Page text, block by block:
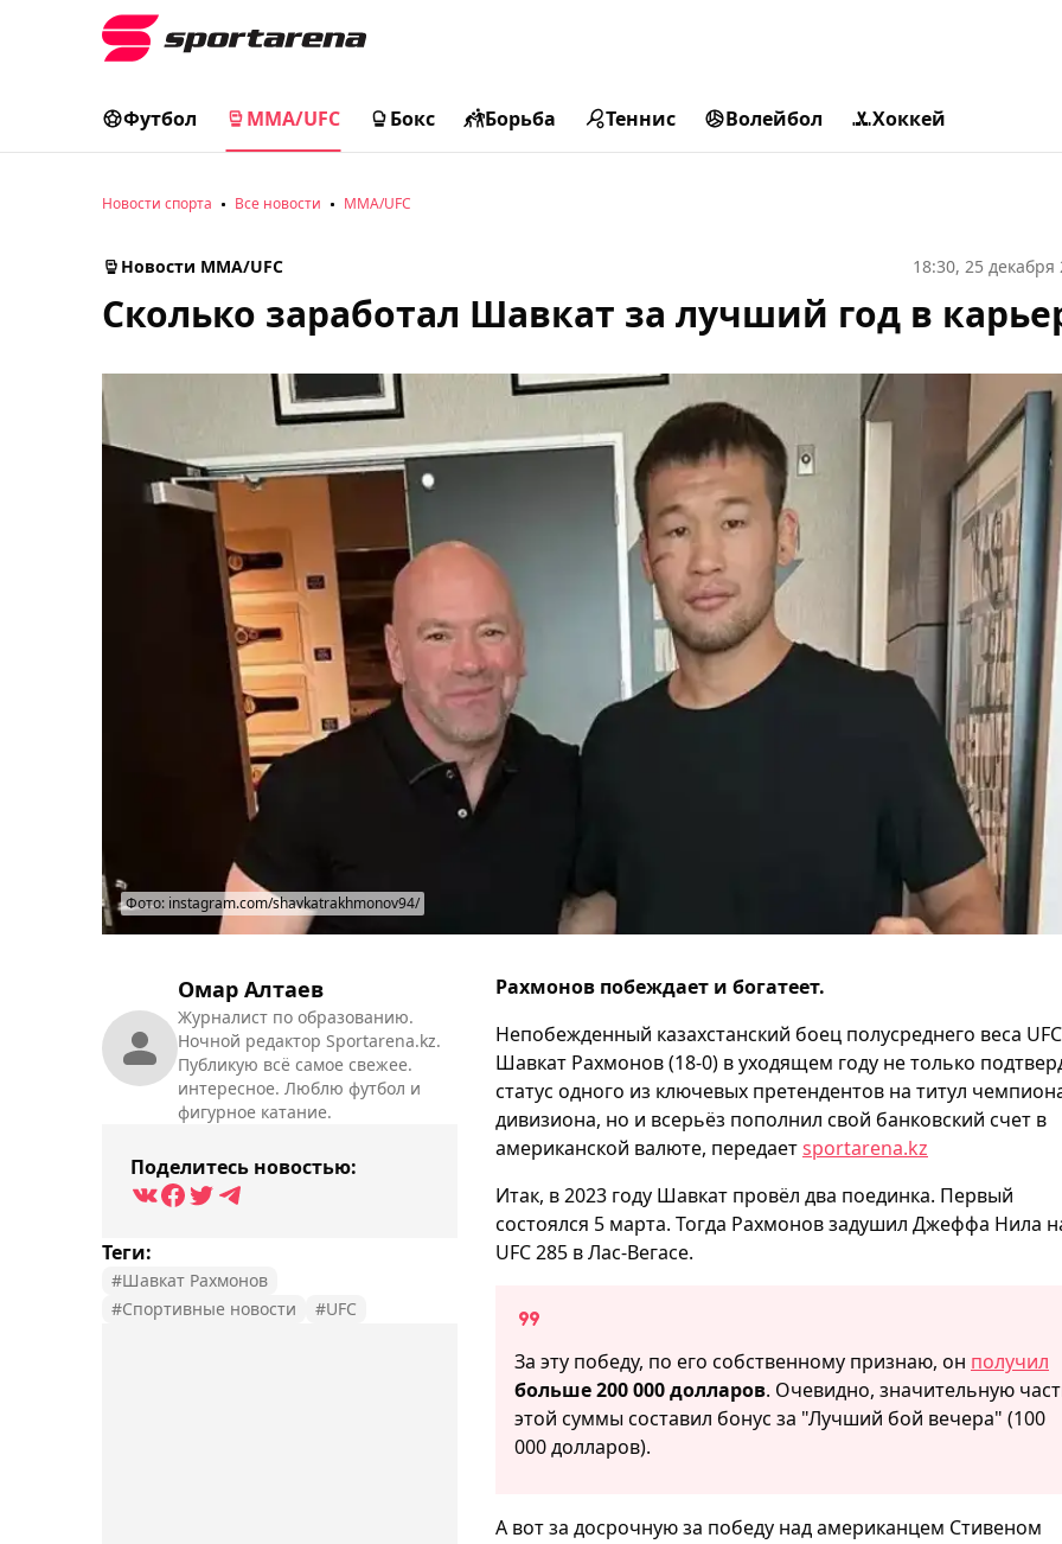
Футбол MMA/UFC Бокс Борьба Теннис Волейбол Хоккей
Новости спорта Все новости MMA/UFC
Новости MMA/UFC 18:30, 25 декабря
Сколько заработал Шавкат за лучший год в
Фото: instagram.com/shavkatrakhmonov94/
Омар Алтаев
Журналист по образованию.
Ночной редактор Sportarena.kz.
Публикую всё самое свежее.
интересное. Люблю футбол и
фигурное катание.
Поделитесь новостью:
Теги:
#Шавкат Рахмонов
#Спортивные новости
#UFC
Рахмонов побеждает и богатеет.
Непобежденный казахстанский боец полусреднего веса UFC
Шавкат Рахмонов (18-0) в уходящем году не только
статус одного из ключевых претендентов на титул
дивизиона, но и всерьёз пополнил свой банковский счет в
американской валюте, передаетsportarena.kz
Итак, в 2023 году Шавкат провёл два поединка. Первый
состоялся 5 марта. Тогда Рахмонов задушил Джеффа Нила
UFC 285 в Лас-Вегасе.
За эту победу, по его собственному признаю, он получил
больше 200 000 долларов. Очевидно, значительную
этой суммы составил бонус за "Лучший бой вечера" (100
000 долларов).
А вот за досрочную за победу над американцем Стивеном